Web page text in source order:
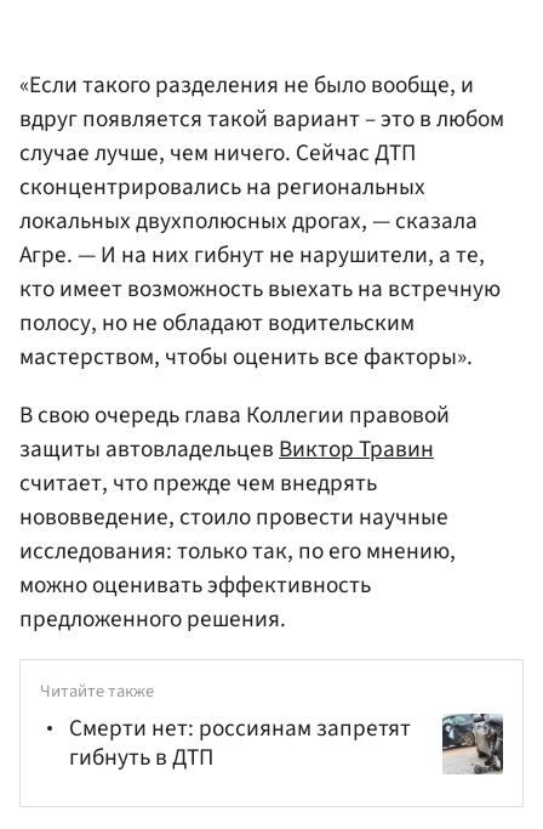
«Если такого разделения не было вообще, и
вдруг появляется такой вариант – это в любом
случае лучше, чем ничего. Сейчас ДТП
сконцентрировались на региональных
локальных двухполюсных дрогах, — сказала
Агре. — И на них гибнут не нарушители, а те,
кто имеет возможность выехать на встречную
полосу, но не обладают водительским
мастерством, чтобы оценить все факторы».
В свою очередь глава Коллегии правовой
защиты автовладельцевВиктор Травин
считает, что прежде чем внедрять
нововведение, стоило провести научные
исследования: только так, по его мнению,
можно оценивать эффективность
предложенного решения.
Читайте также
Смерти нет: россиянам запретят
гибнуть в ДТП